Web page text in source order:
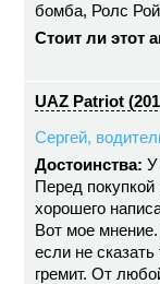
бомба, Ролс
Стоит ли этот
UAZ Patriot
Сергей,
Достоинства: У
Перед покупкой
хорошего
Вот мое
если не
гремит. От